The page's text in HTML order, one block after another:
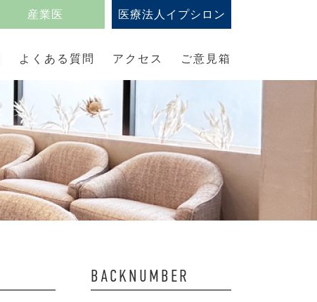
産業医 医療法人イプシロン
よくある質問 アクセス ご意見箱
BACKNUMBER